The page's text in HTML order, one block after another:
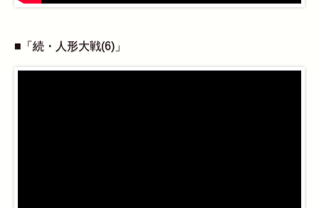
■「続・人形大戦(6)」